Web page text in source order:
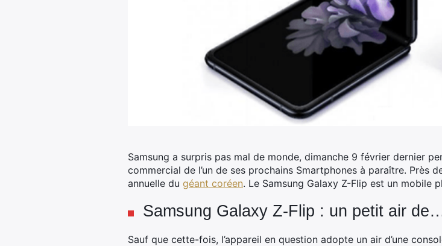
Samsung a surpris pas mal de monde, dimanche 9 février dernier
commercial de l’un de ses prochains Smartphones à paraître. Près
annuelle du géant coréen. Le Samsung Galaxy Z-Flip est un mobile
Samsung Galaxy Z-Flip : un petit air
Sauf que cette-fois, l’appareil en question adopte un air d’une